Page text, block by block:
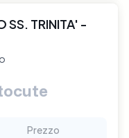
SS. TRINITA' -
Prezzo